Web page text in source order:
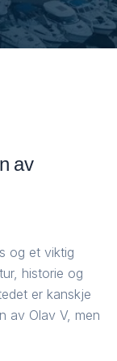
av
og et viktig
historie og
er kanskje
av Olav V, men